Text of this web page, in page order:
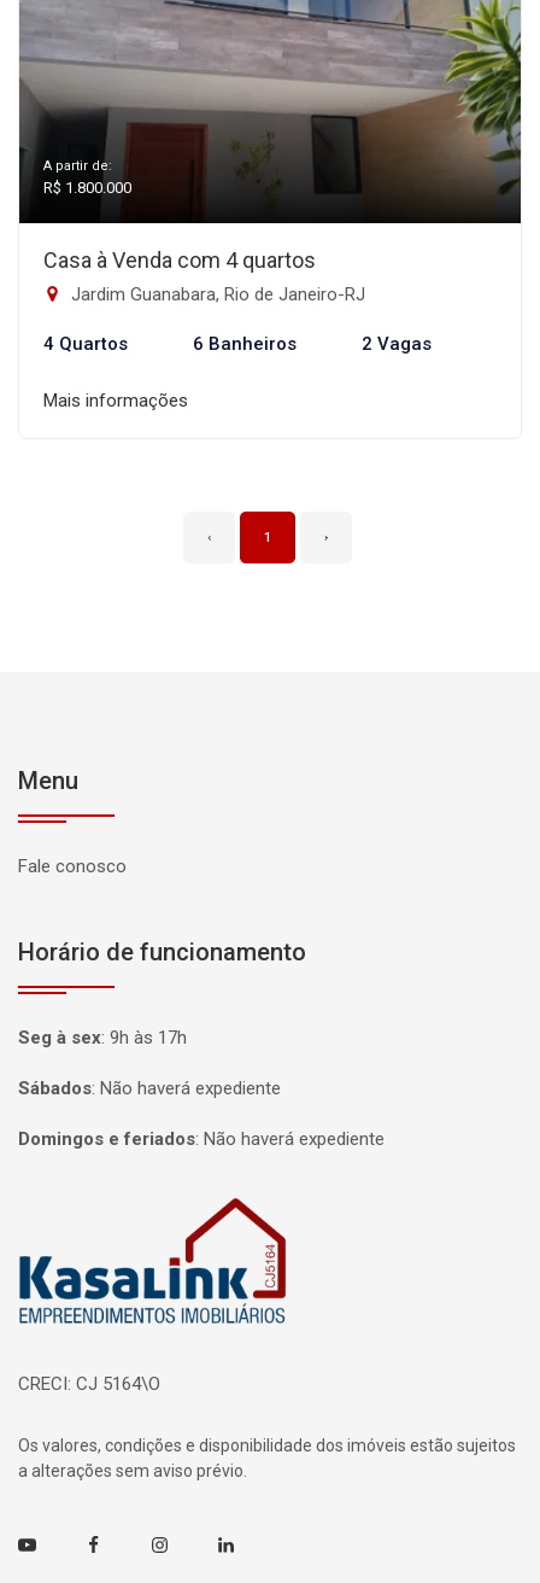
A partir de:
R$ 1.800.000
Casa à Venda com 4 quartos
Jardim Guanabara, Rio de Janeiro-RJ
4 Quartos 6 Banheiros 2 Vagas
Mais informações
‹ 1 ›
Menu
Fale conosco
Horário de funcionamento
Seg à sex: 9h às 17h
Sábados: Não haverá expediente
Domingos e feriados: Não haverá expediente
CRECI: CJ 5164\O
Os valores, condições e disponibilidade dos imóveis estão sujeitos
a alterações sem aviso prévio.
Youtube FacebookInstagramLinkedin